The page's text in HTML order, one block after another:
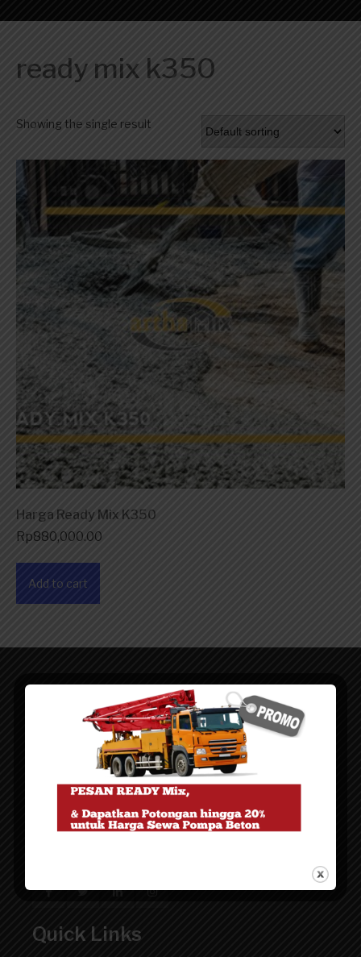
ready mix k350
Showing the single result
Harga Ready Mix K350
Rp880,000.00
Add to cart
Artha Grup
Website pemasaran untuk kebutuhan Beton cor Ready
Mix - Precast Pracetak - Finishing Trowel Lantai
Quick Links